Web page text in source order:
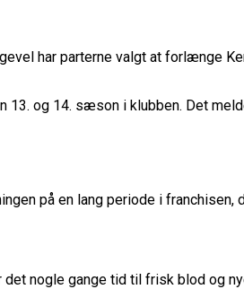
Billet
Cup
Overtidsdrama
Største Scene
har parterne valgt at forlænge
og 14. sæson i klubben. Det
på en lang periode i franchisen,
nogle gange tid til frisk blod og